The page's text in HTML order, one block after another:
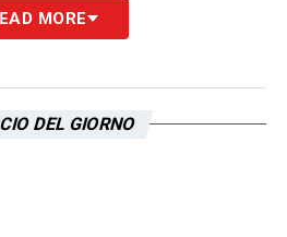
società.
il presidente Claudio
per l’opportunità e la
MORE
DEL GIORNO